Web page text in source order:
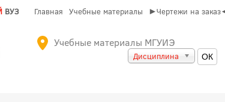
ВУЗ Главная Учебные материалы ►Чертежи на
Учебные материалы МГУИЭ
Дисциплина